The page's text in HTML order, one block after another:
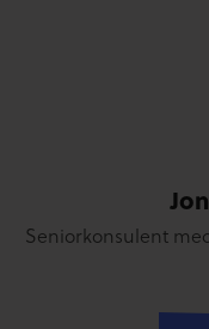
Seniorkonsulent